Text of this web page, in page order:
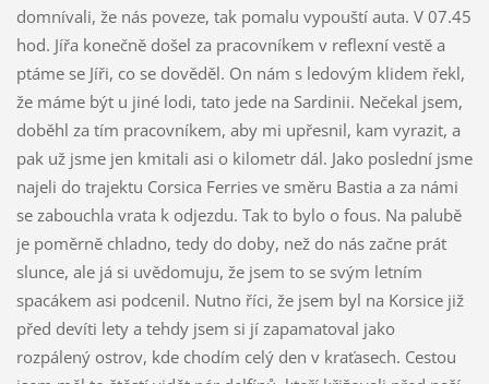
domnívali, že nás poveze, tak pomalu vypouští auta. V 07.45
hod. Jířa konečně došel za pracovníkem v reflexní vestě a
ptáme se Jíři, co se dověděl. On nám s ledovým klidem řekl,
že máme být u jiné lodi, tato jede na Sardinii. Nečekal jsem,
doběhl za tím pracovníkem, aby mi upřesnil, kam vyrazit, a
pak už jsme jen kmitali asi o kilometr dál. Jako poslední jsme
najeli do trajektu Corsica Ferries ve směru Bastia a za námi
se zabouchla vrata k odjezdu. Tak to bylo o fous. Na palubě
je poměrně chladno, tedy do doby, než do nás začne prát
slunce, ale já si uvědomuju, že jsem to se svým letním
spacákem asi podcenil. Nutno říci, že jsem byl na Korsice již
před devíti lety a tehdy jsem si jí zapamatoval jako
rozpálený ostrov, kde chodím celý den v kraťasech. Cestou